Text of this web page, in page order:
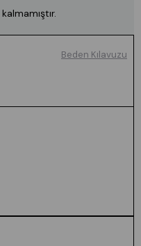
Beden Kılavuzu